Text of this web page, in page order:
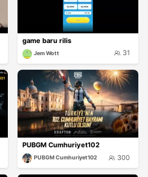
game baru rilis
Jem Wott 31
PUBGM Cumhuriyet102
PUBGM Cumhuriyet102 300